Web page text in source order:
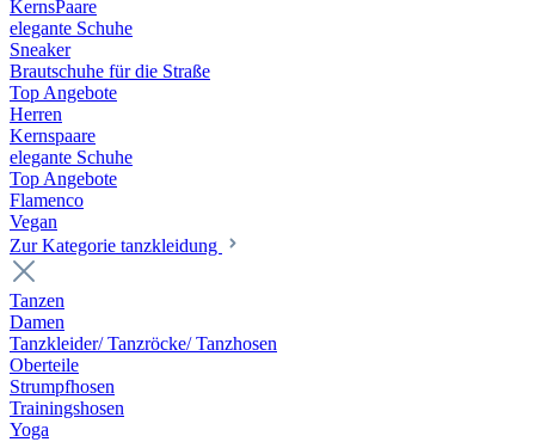
KernsPaare
elegante Schuhe
Sneaker
Brautschuhe für die Straße
Top Angebote
Herren
Kernspaare
elegante Schuhe
Top Angebote
Flamenco
Vegan
Zur Kategorie tanzkleidung
Tanzen
Damen
Tanzkleider/ Tanzröcke/ Tanzhosen
Oberteile
Strumpfhosen
Trainingshosen
Yoga